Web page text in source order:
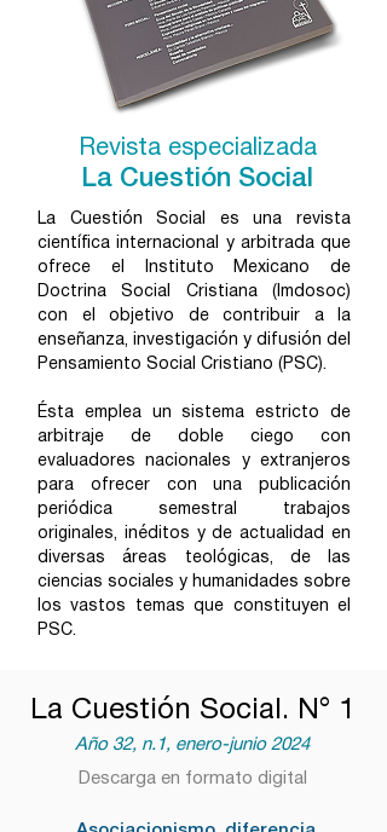
Revista especializada
La Cuestión Social
La Cuestión Social es una revista
científica internacional y arbitrada que
ofrece el Instituto Mexicano de
Doctrina Social Cristiana (Imdosoc)
con el objetivo de contribuir a la
enseñanza, investigación y difusión del
Pensamiento Social Cristiano (PSC).
Ésta emplea un sistema estricto de
arbitraje de doble ciego con
evaluadores nacionales y extranjeros
para ofrecer con una publicación
periódica semestral trabajos
originales, inéditos y de actualidad en
diversas áreas teológicas, de las
ciencias sociales y humanidades sobre
los vastos temas que constituyen el
PSC.
La Cuestión Social. N° 1
Año 32, n.1, enero-junio 2024
Descarga en formato digital